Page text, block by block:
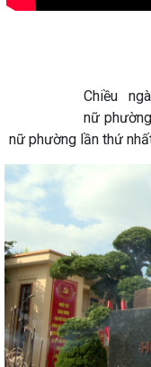
Chiều
nữ
nữ phường lần thứ